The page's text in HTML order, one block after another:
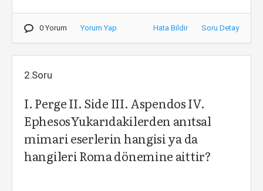
0 Yorum Yorum Yap Hata Bildir Soru Detay
2.Soru
I. Perge II. Side III. Aspendos IV.
EphesosYukarıdakilerden anıtsal
mimari eserlerin hangisi ya da
hangileri Roma dönemine aittir?